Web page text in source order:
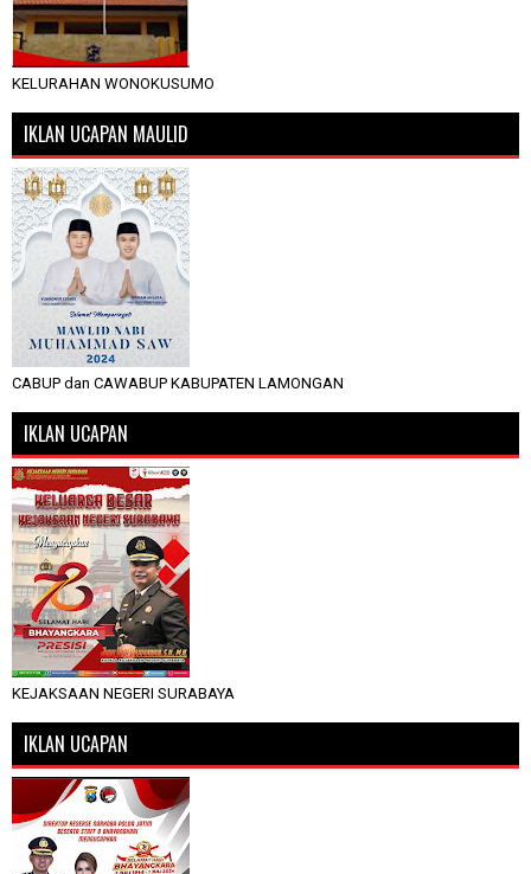
KELURAHAN WONOKUSUMO
IKLAN UCAPAN MAULID
CABUP dan CAWABUP KABUPATEN LAMONGAN
IKLAN UCAPAN
KEJAKSAAN NEGERI SURABAYA
IKLAN UCAPAN